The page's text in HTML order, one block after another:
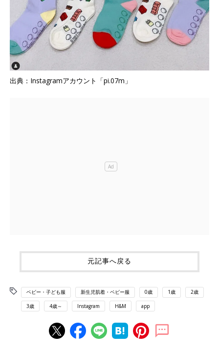
出典：Instagramアカウント「pi.07m」
元記事へ戻る
ベビー・子ども服 新生児肌着・ベビー服 0歳 1歳 2歳
3歳 4歳～ Instagram H&M app